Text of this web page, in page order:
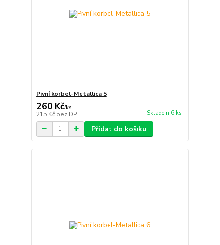
Pivní korbel-Metallica 5
260 Kč/ks
215 Kč bez DPH Skladem 6 ks
Přidat do košíku